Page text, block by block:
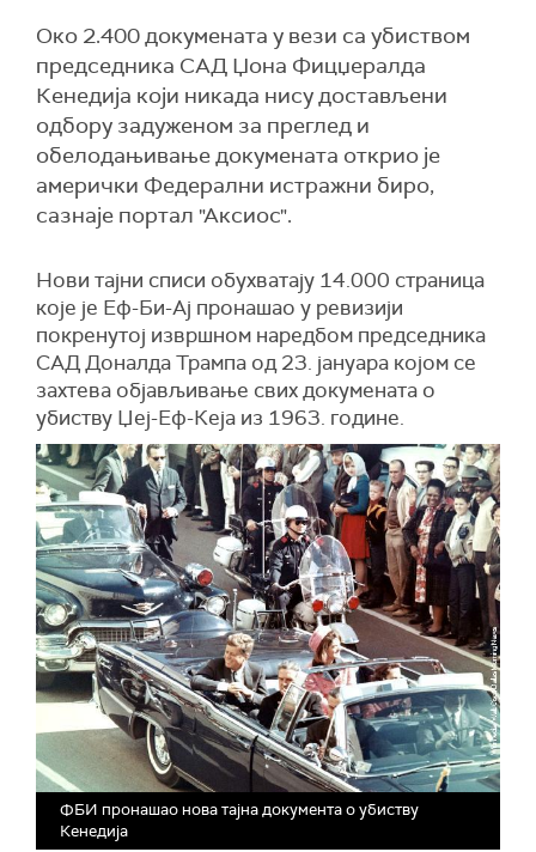
Oко 2.400 докумената у вези са убиством
председника САД Џона Фицџералда
Кенедија који никада нису достављени
одбору задуженом за преглед и
обелодањивање докумената открио је
амерички Федерални истражни биро,
сазнаје портал "Аксиос".
Нови тајни списи обухватају 14.000 страница
које је Еф-Би-Ај пронашао у ревизији
покренутој извршном наредбом председника
САД Доналда Трампа од 23. јануара којом се
захтева објављивање свих докумената о
убиству Џеј-Еф-Кеја из 1963. године.
ФБИ пронашао нова тајна документа о убиству
Кенедија